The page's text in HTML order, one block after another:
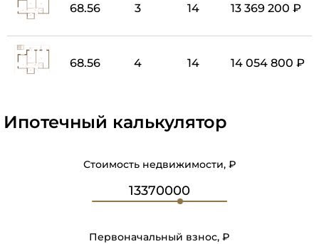
68.56 3 14 13 369 200 ₽
68.56 4 14 14 054 800 ₽
Ипотечный калькулятор
Стоимость недвижимости, ₽
Первоначальный взнос, ₽